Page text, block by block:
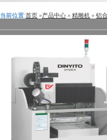
当前位置:首页 »产品中心 » 精雕机 » 铝
鼎亿首页 高光机 手